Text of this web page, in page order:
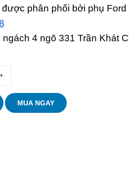
phân phối bởi phụ Ford
4 ngõ 331 Trần Khát
tang
MUA NGAY